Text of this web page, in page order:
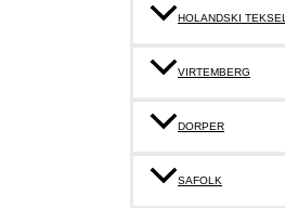
HOLANDSKI TEKSEL
VIRTEMBERG
DORPER
SAFOLK